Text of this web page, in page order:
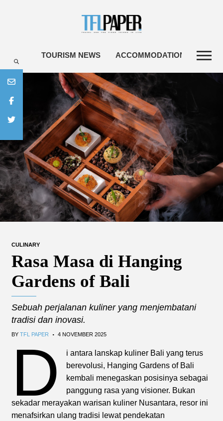
TOURISM NEWS ACCOMMODATIONS
CULINARY
Rasa Masa di Hanging
Gardens of Bali
Sebuah perjalanan kuliner yang menjembatani
tradisi dan inovasi.
BY TFL PAPER . 4 NOVEMBER 2025
D
i antara lanskap kuliner Bali yang terus
berevolusi, Hanging Gardens of Bali
kembali menegaskan posisinya sebagai
panggung rasa yang visioner. Bukan
sekadar merayakan warisan kuliner Nusantara, resor ini
menafsirkan ulang tradisi lewat pendekatan